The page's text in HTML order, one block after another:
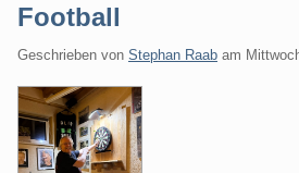
Football
Geschrieben von Stephan Raab am